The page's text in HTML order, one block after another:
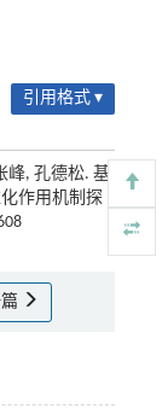
引用格式 ▾
峰, 孔德松. 基
作用机制探
篇